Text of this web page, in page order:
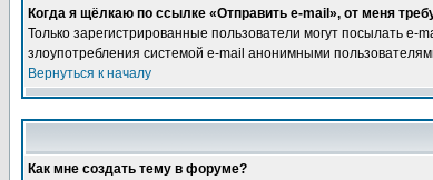
Когда я щёлкаю по ссылке «Отправить e-mail», от меня
Только зарегистрированные пользователи могут посылать
злоупотребления системой e-mail анонимными
Вернуться к началу
Как мне создать тему в форуме?